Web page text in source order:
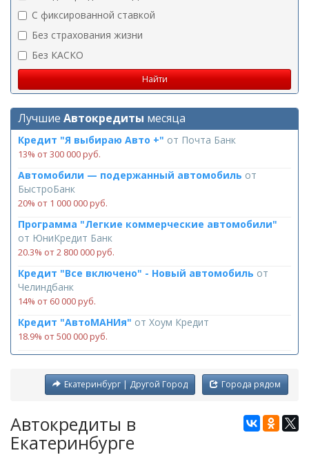
C фиксированной ставкой
Без страхования жизни
Без КАСКО
Лучшие Автокредиты месяца
Кредит "Я выбираю Авто +" от Почта Банк
13% от 300 000 руб.
Автомобили — подержанный автомобиль от
БыстроБанк
20% от 1 000 000 руб.
Программа "Легкие коммерческие автомобили"
от ЮниКредит Банк
20.3% от 2 800 000 руб.
Кредит "Все включено" - Новый автомобиль от
Челиндбанк
14% от 60 000 руб.
Кредит "АвтоМАНИя" от Хоум Кредит
18.9% от 500 000 руб.
Города рядом
Екатеринбург | Другой Город
Автокредиты в
Екатеринбурге